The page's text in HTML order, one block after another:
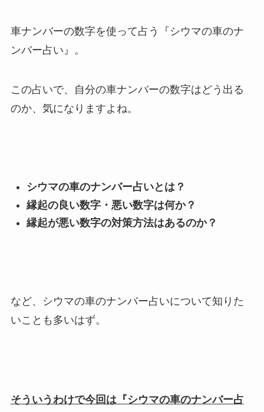
車ナンバーの数字を使って占う『シウマの車のナ
ンバー占い』。
この占いで、自分の車ナンバーの数字はどう出る
のか、気になりますよね。
シウマの車のナンバー占いとは？
縁起の良い数字・悪い数字は何か？
縁起が悪い数字の対策方法はあるのか？
など、シウマの車のナンバー占いについて知りた
いことも多いはず。
そういうわけで今回は『シウマの車のナンバー占